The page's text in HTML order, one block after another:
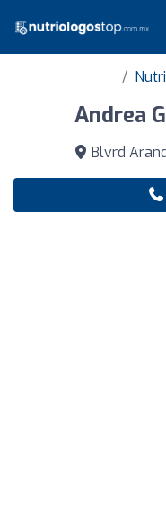
Andrea
Blvrd